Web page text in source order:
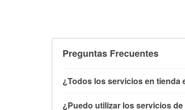
Preguntas Frecuentes
¿Todos los servicios en tienda
¿Puedo utilizar los servicios